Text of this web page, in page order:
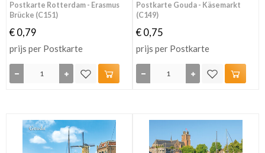
Postkarte Rotterdam - Erasmus
Brücke (C151)
€ 0,79
prijs per Postkarte
Postkarte Gouda - Käsemarkt
(C149)
€ 0,75
prijs per Postkarte